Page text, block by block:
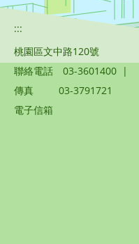
:::
桃園區文中路120號
聯絡電話
03-3601400 |
傳真
03-3791721
電子信箱